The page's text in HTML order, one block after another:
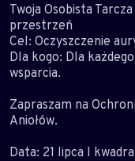
Twoja Osobista
przestrzeń
Cel: Oczyszczenie
Dla kogo: Dla
wsparcia.
Zapraszam na
Aniołów.
Data: 21 lipca I